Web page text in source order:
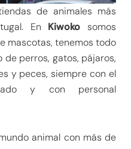
de animales más
En Kiwoko somos
mascotas, tenemos todo
perros, gatos, pájaros,
y peces, siempre con el
y con personal
animal con más de